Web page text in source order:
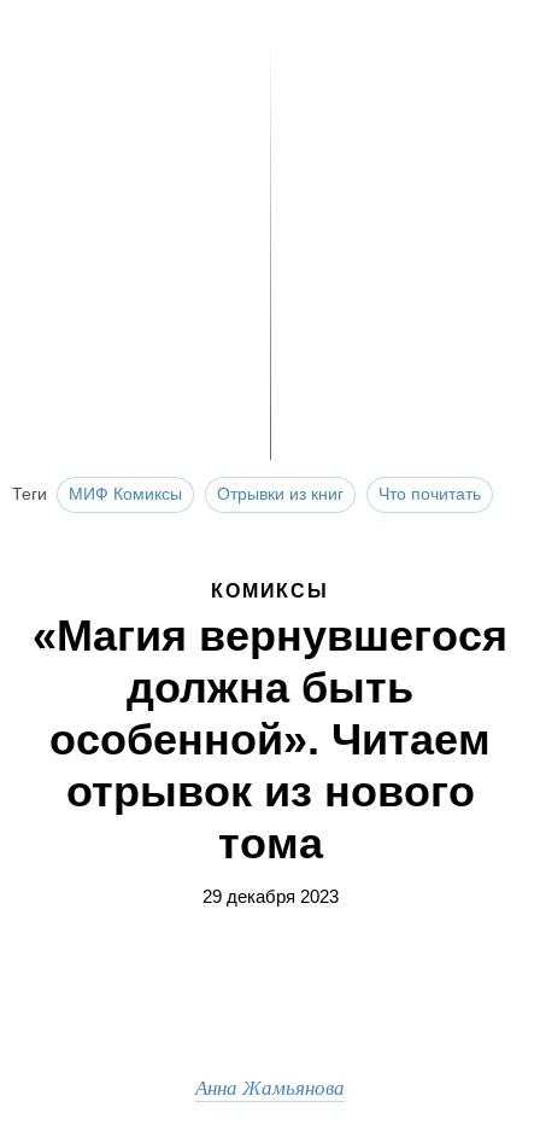
Теги МИФ Комиксы Отрывки из книг Что почитать
КОМИКСЫ
«Магия вернувшегося
должна быть
особенной». Читаем
отрывок из нового
тома
29 декабря 2023
Анна Жамьянова